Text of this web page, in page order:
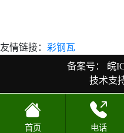
友情链接： 彩钢瓦
备案号：
皖
技术支
首页 电话